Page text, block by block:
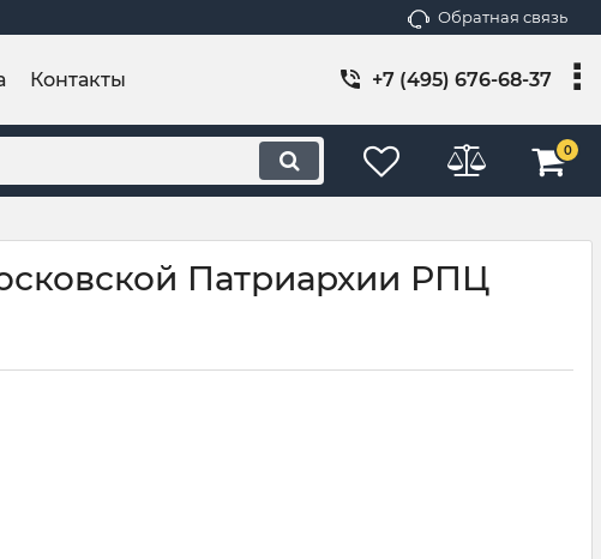
Обратная связь
Контакты +7 (495) 676-68-37
0
Патриархии РПЦ